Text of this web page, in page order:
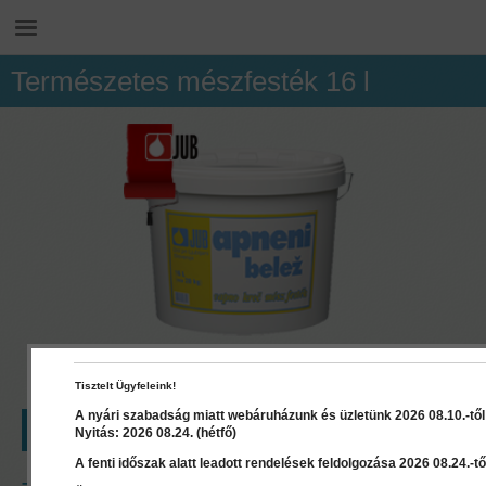
Természetes mészfesték 16 l
LEÍRÁS RÉSZLETEK DOKUMENTUMOK
Tisztelt Ügyfeleink!
A nyári szabadság miatt webáruházunk és üzletünk 2026 08.10.-
Nyitás: 2026 08.24. (hétfő)
A fenti időszak alatt leadott rendelések feldolgozása 2026 08.24.-